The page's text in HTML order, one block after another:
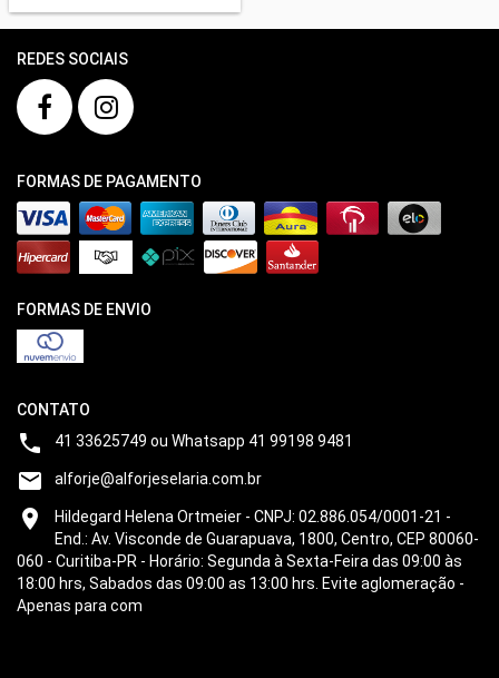
REDES SOCIAIS
FORMAS DE PAGAMENTO
FORMAS DE ENVIO
CONTATO
 41 33625749 ou Whatsapp 41 99198 9481
 alforje@alforjeselaria.com.br

Hildegard Helena Ortmeier - CNPJ: 02.886.054/0001-21 -
End.: Av. Visconde de Guarapuava, 1800, Centro, CEP 80060-
060 - Curitiba-PR - Horário: Segunda à Sexta-Feira das 09:00 às
18:00 hrs, Sabados das 09:00 as 13:00 hrs. Evite aglomeração -
Apenas para com